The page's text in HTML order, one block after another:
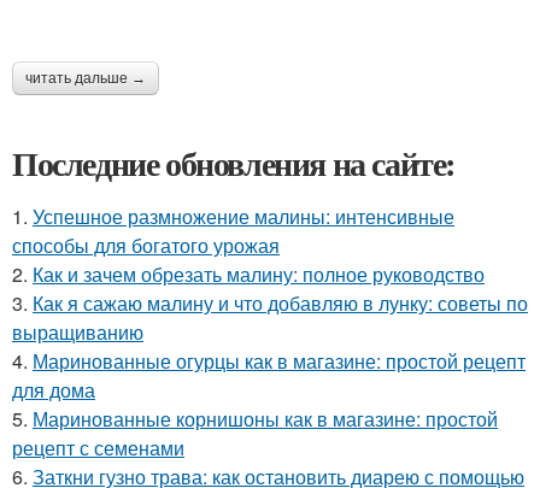
читать дальше →
Последние обновления на сайте:
1. Успешное размножение малины: интенсивные
способы для богатого урожая
2. Как и зачем обрезать малину: полное руководство
3. Как я сажаю малину и что добавляю в лунку: советы по
выращиванию
4. Маринованные огурцы как в магазине: простой рецепт
для дома
5. Маринованные корнишоны как в магазине: простой
рецепт с семенами
6. Заткни гузно трава: как остановить диарею с помощью